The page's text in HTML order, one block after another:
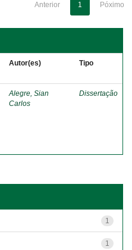
Anterior 1 Póximo
Autor(es) Tipo
Alegre, Sian
Carlos
Dissertação
1
1